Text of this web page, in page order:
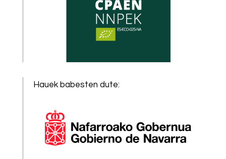
Hauek babesten dute: